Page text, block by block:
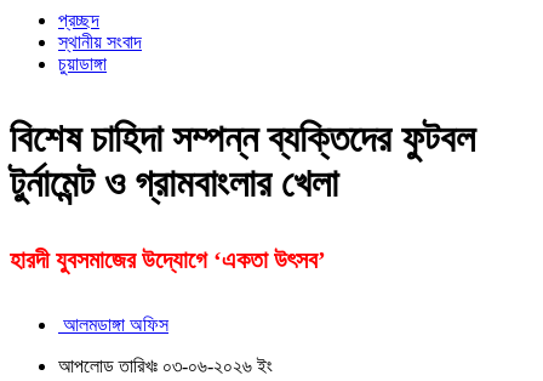
প্রচ্ছদ
স্থানীয় সংবাদ
চুয়াডাঙ্গা
বিশেষ চাহিদা সম্পন্ন ব্যক্তিদের ফুটবল
টুর্নামেন্ট ও গ্রামবাংলার খেলা
হারদী যুবসমাজের উদ্যোগে ‘একতা উৎসব’
আলমডাঙ্গা অফিস
আপলোড তারিখঃ ০৩-০৬-২০২৬ ইং